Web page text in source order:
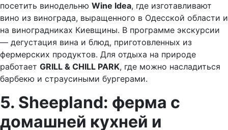
посетить винодельню Wine Idea, где изготавливают
вино из винограда, выращенного в Одесской области и
на виноградниках Киевщины. В программе экскурсии
— дегустация вина и блюд, приготовленных из
фермерских продуктов. Для отдыха на природе
работает GRILL & CHILL PARK, где можно насладиться
барбекю и страусиными бургерами.
5. Sheepland: ферма с
домашней кухней и